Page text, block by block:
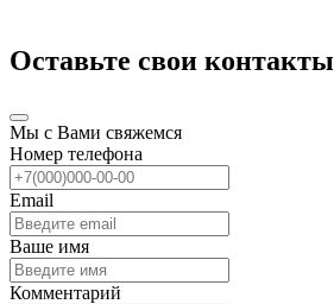
Оставьте свои контакты
Мы с Вами свяжемся
Номер телефона
Email
Ваше имя
Комментарий